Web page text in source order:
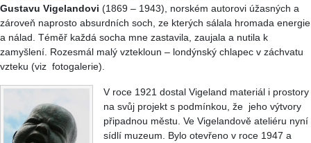
Gustavu Vigelandovi (1869 – 1943), norském autorovi úžasných a
zároveň naprosto absurdních soch, ze kterých sálala hromada energie
a nálad. Téměř každá socha mne zastavila, zaujala a nutila k
zamyšlení. Rozesmál malý vztekloun – londýnský chlapec v záchvatu
vzteku (viz fotogalerie).
V roce 1921 dostal Vigeland materiál i prostory
na svůj projekt s podmínkou, že jeho výtvory
připadnou městu. Ve Vigelandově ateliéru nyní
sídlí muzeum. Bylo otevřeno v roce 1947 a